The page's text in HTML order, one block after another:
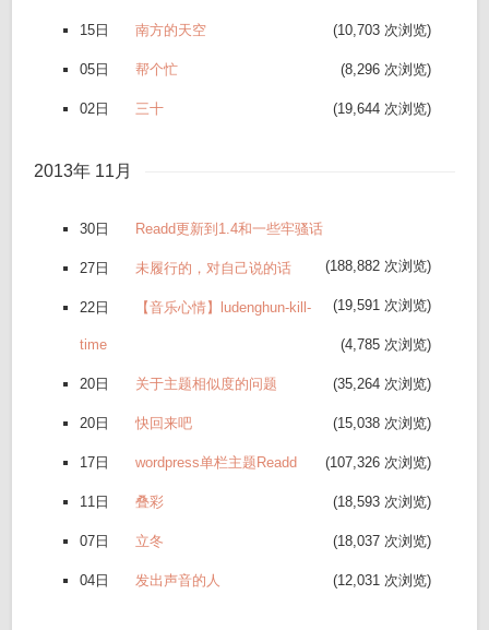
15日 南方的天空 (10,703 次浏览)
05日 帮个忙 (8,296 次浏览)
02日 三十 (19,644 次浏览)
2013年 11月
30日 Readd更新到1.4和一些牢骚话
(188,882 次浏览)
27日 未履行的，对自己说的话
(19,591 次浏览)
22日 【音乐心情】ludenghun-kill-
time (4,785 次浏览)
20日 关于主题相似度的问题 (35,264 次浏览)
20日 快回来吧 (15,038 次浏览)
17日 wordpress单栏主题Readd (107,326 次浏览)
11日 叠彩 (18,593 次浏览)
07日 立冬 (18,037 次浏览)
04日 发出声音的人 (12,031 次浏览)